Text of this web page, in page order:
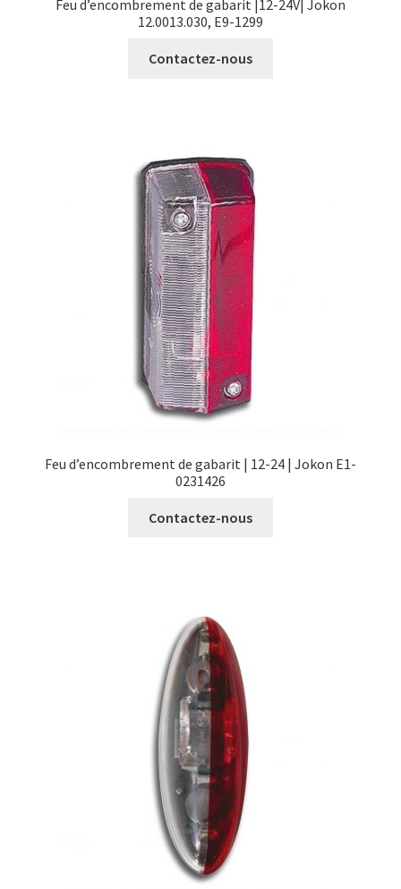
Feu d’encombrement de gabarit |12-24V| Jokon
12.0013.030, E9-1299
Contactez-nous
Feu d’encombrement de gabarit | 12-24 | Jokon E1-
0231426
Contactez-nous